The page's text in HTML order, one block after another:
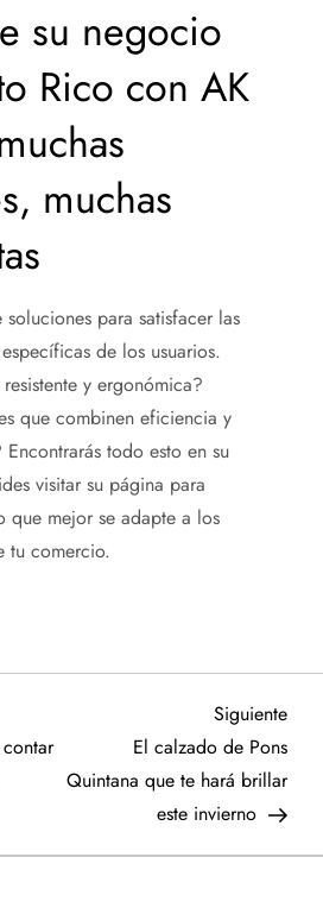
su negocio
Rico con AK
muchas
soluciones para satisfacer las
de los usuarios.
y ergonómica?
que combinen eficiencia y
todo esto en su
visitar su página para
que mejor se adapte a los
tu comercio.
Siguiente
El calzado de Pons
Quintana que te hará brillar
este invierno